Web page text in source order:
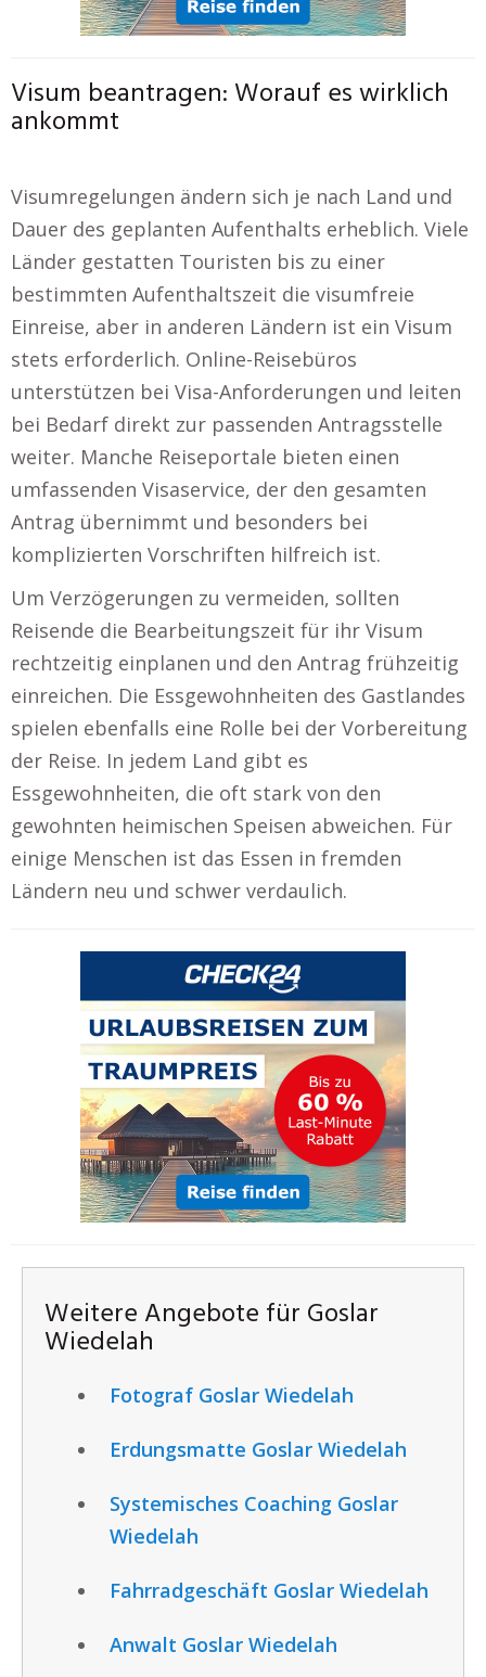
Visum beantragen: Worauf es wirklich
ankommt
Visumregelungen ändern sich je nach Land und
Dauer des geplanten Aufenthalts erheblich. Viele
Länder gestatten Touristen bis zu einer
bestimmten Aufenthaltszeit die visumfreie
Einreise, aber in anderen Ländern ist ein Visum
stets erforderlich. Online-Reisebüros
unterstützen bei Visa-Anforderungen und leiten
bei Bedarf direkt zur passenden Antragsstelle
weiter. Manche Reiseportale bieten einen
umfassenden Visaservice, der den gesamten
Antrag übernimmt und besonders bei
komplizierten Vorschriften hilfreich ist.
Um Verzögerungen zu vermeiden, sollten
Reisende die Bearbeitungszeit für ihr Visum
rechtzeitig einplanen und den Antrag frühzeitig
einreichen. Die Essgewohnheiten des Gastlandes
spielen ebenfalls eine Rolle bei der Vorbereitung
der Reise. In jedem Land gibt es
Essgewohnheiten, die oft stark von den
gewohnten heimischen Speisen abweichen. Für
einige Menschen ist das Essen in fremden
Ländern neu und schwer verdaulich.
Weitere Angebote für Goslar
Wiedelah
Fotograf Goslar Wiedelah
Erdungsmatte Goslar Wiedelah
Systemisches Coaching Goslar
Wiedelah
Fahrradgeschäft Goslar Wiedelah
Anwalt Goslar Wiedelah